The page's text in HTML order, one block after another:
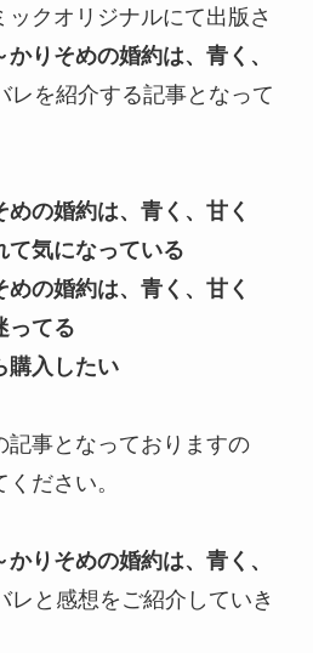
クオリジナルにて出版さ
かりそめの婚約は、青く、
レを紹介する記事となって
の婚約は、青く、甘く
て気になっている
の婚約は、青く、甘く
ってる
購入したい
記事となっておりますの
ださい。
かりそめの婚約は、青く、
レと感想をご紹介していき